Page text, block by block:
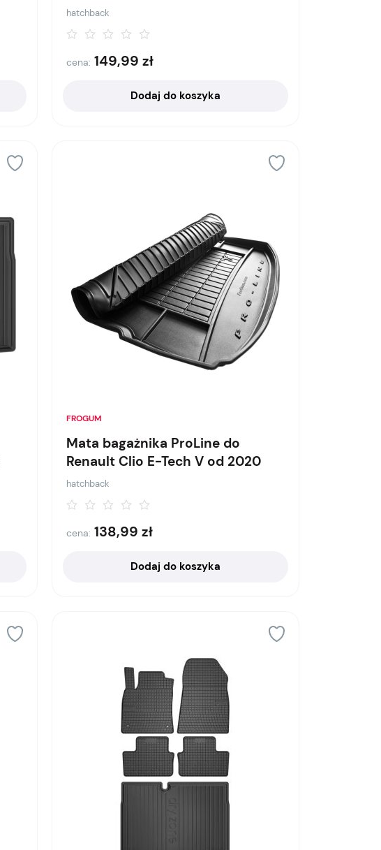
hatchback
cena: 149,99 zł
Dodaj do koszyka
FROGUM
Mata bagażnika ProLine do
Renault Clio E-Tech V od 2020
hatchback
cena: 138,99 zł
Dodaj do koszyka